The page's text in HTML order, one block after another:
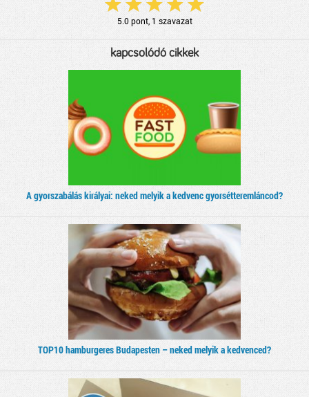
5.0pont, 1 szavazat
kapcsolódó cikkek
A gyorszabálás királyai: neked melyik a kedvenc gyorsétteremláncod?
TOP10 hamburgeres Budapesten – neked melyik a kedvenced?